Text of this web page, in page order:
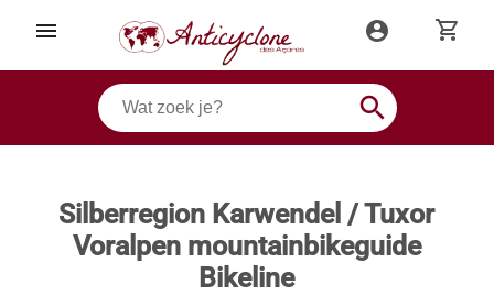
menu account_circle shopping_cart
search
Silberregion Karwendel / Tuxor
Voralpen mountainbikeguide
Bikeline